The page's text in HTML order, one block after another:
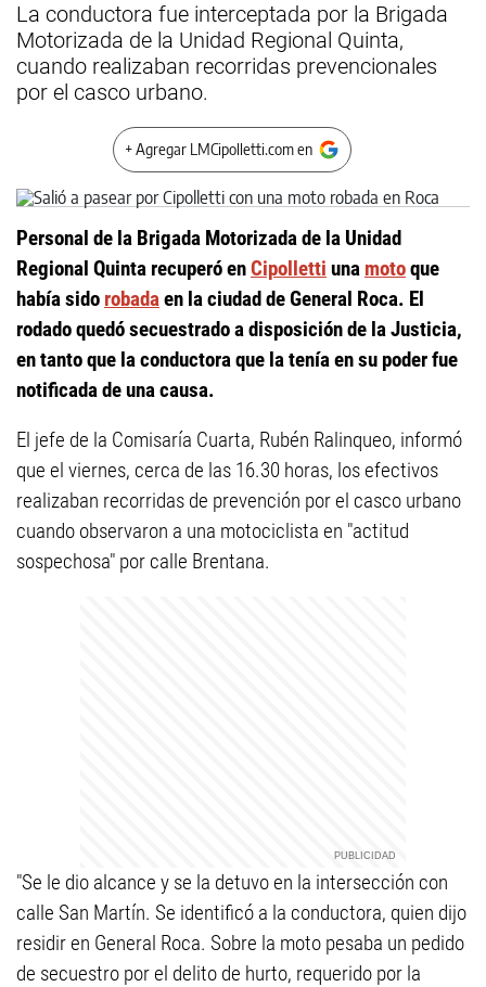
La conductora fue interceptada por la Brigada
Motorizada de la Unidad Regional Quinta,
cuando realizaban recorridas prevencionales
por el casco urbano.
+ Agregar LMCipolletti.com en
Personal de la Brigada Motorizada de la Unidad
Regional Quinta recuperó enCipolletti una motoque
había sido robadaen la ciudad de General Roca. El
rodado quedó secuestrado a disposición de la Justicia,
en tanto que la conductora que la tenía en su poder fue
notificada de una causa.
El jefe de la Comisaría Cuarta, Rubén Ralinqueo, informó
que el viernes, cerca de las 16.30 horas, los efectivos
realizaban recorridas de prevención por el casco urbano
cuando observaron a una motociclista en "actitud
sospechosa" por calle Brentana.
"Se le dio alcance y se la detuvo en la intersección con
calle San Martín. Se identificó a la conductora, quien dijo
residir en General Roca. Sobre la moto pesaba un pedido
de secuestro por el delito de hurto, requerido por la